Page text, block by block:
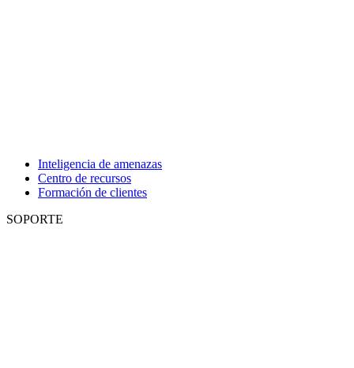
Inteligencia de amenazas
Centro de recursos
Formación de clientes
SOPORTE